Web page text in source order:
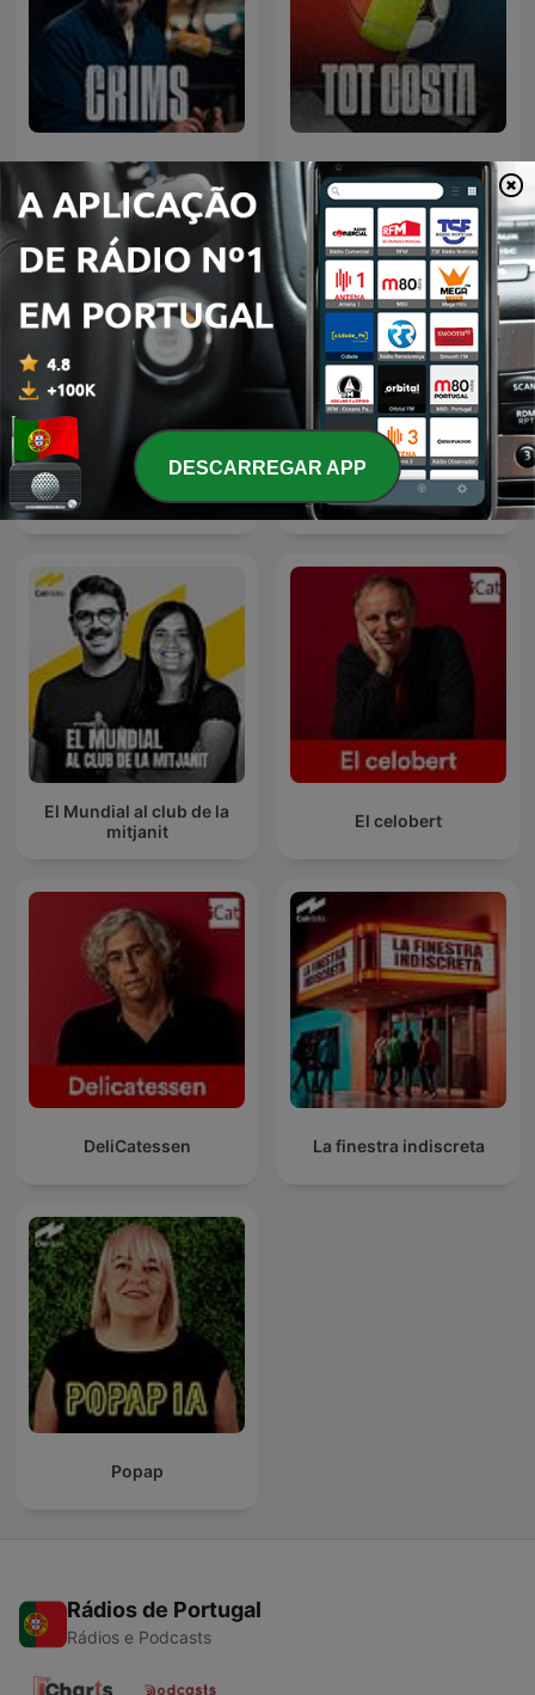
Crims Tot costa
L'ofici de viure La nit dels ignorants
El Mundial al club de la
mitjanit
El celobert
DeliCatessen La finestra indiscreta
Popap
Rádios de Portugal
Rádios e Podcasts
DESCARREGAR APP